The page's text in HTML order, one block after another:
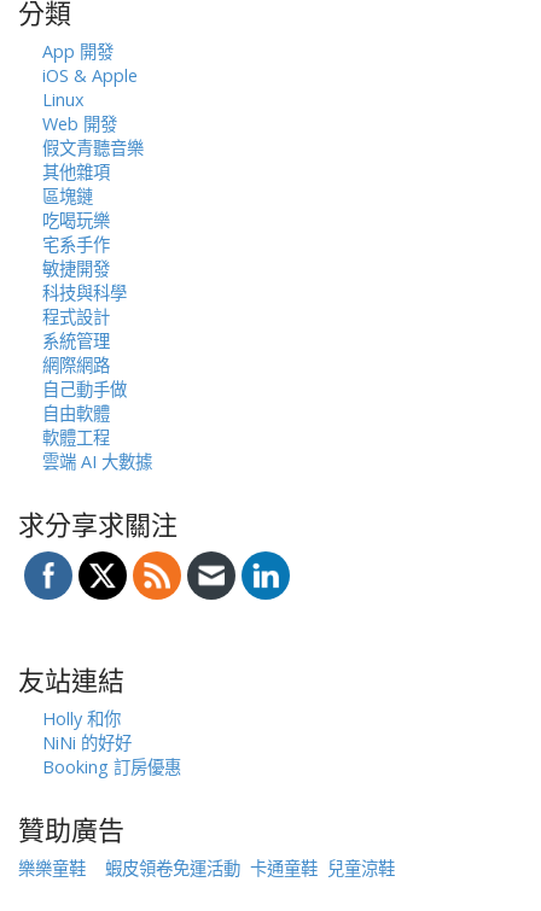
字:
分類
App 開發
iOS & Apple
Linux
Web 開發
假文青聽音樂
其他雜項
區塊鏈
吃喝玩樂
宅系手作
敏捷開發
科技與科學
程式設計
系統管理
網際網路
自己動手做
自由軟體
軟體工程
雲端 AI 大數據
求分享求關注
友站連結
Holly 和你
NiNi 的好好
Booking 訂房優惠
贊助廣告
樂樂童鞋 蝦皮領卷免運活動 卡通童鞋 兒童涼鞋